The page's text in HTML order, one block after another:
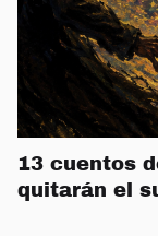
13 cuentos
quitarán el